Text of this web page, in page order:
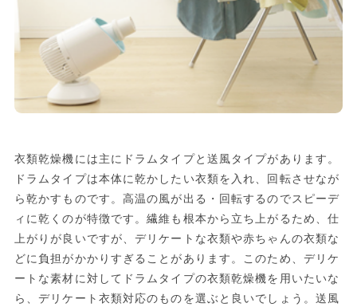
衣類乾燥機には主にドラムタイプと送風タイプがあります。
ドラムタイプは本体に乾かしたい衣類を入れ、回転させなが
ら乾かすものです。高温の風が出る・回転するのでスピーデ
ィに乾くのが特徴です。繊維も根本から立ち上がるため、仕
上がりが良いですが、デリケートな衣類や赤ちゃんの衣類な
どに負担がかかりすぎることがあります。このため、デリケ
ートな素材に対してドラムタイプの衣類乾燥機を用いたいな
ら、デリケート衣類対応のものを選ぶと良いでしょう。送風